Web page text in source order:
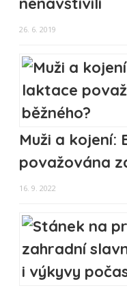
26. 6. 2019
Muži a kojení:
považována
16. 9. 2022